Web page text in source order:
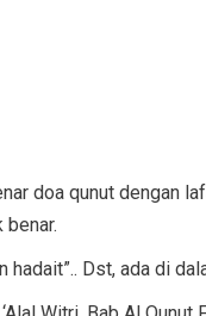
doa qunut dengan
benar.
hadait”.. Dst, ada di